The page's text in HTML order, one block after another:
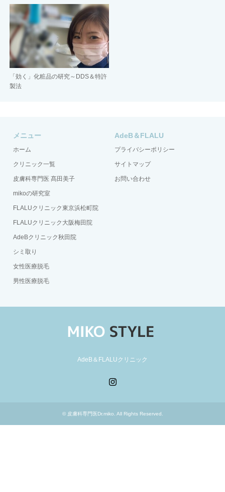
「効く」化粧品の研究～DDS＆特許
製法
メニュー
ホーム
クリニック一覧
皮膚科専門医 髙田美子
mikoの研究室
FLALUクリニック東京浜松町院
FLALUクリニック大阪梅田院
AdeBクリニック秋田院
シミ取り
女性医療脱毛
男性医療脱毛
AdeB＆FLALU
プライバシーポリシー
サイトマップ
お問い合わせ
AdeB＆FLALUクリニック
© 皮膚科専門医Dr.miko. All Rights Reserved.